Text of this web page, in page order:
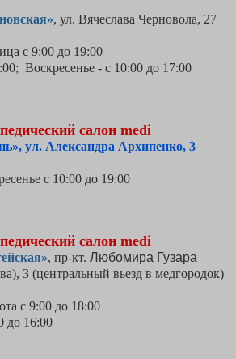
, ул. Вячеслава Черновола, 27
с 9:00 до 19:00
Воскресенье - с 10:00 до 17:00
салон medi
ул. Александра Архипенко, 3
с 10:00 до 19:00
салон medi
, пр-кт. Любомира Гузара
3 (центральный вьезд в медгородок)
с 9:00 до 18:00
до 16:00